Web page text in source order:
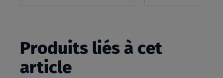
Produits liés à cet
article